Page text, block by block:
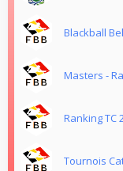
Blackball
Masters -
Ranking TC
Tournois